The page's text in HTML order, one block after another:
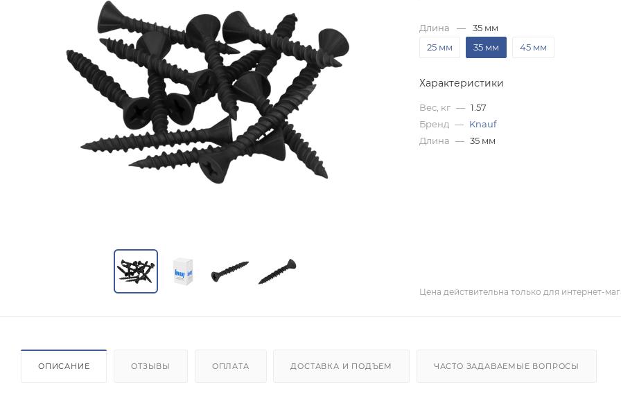
Длина —
35 мм
25 мм
35 мм 45 мм
Характеристики
Вес, кг — 1.57
Бренд — Knauf
Длина — 35 мм
Цена действительна только для интернет-
ОПИСАНИЕ ОТЗЫВЫ ОПЛАТА ДОСТАВКА И ПОДЪЕМ ЧАСТО ЗАДАВАЕМЫЕ ВОПРОСЫ